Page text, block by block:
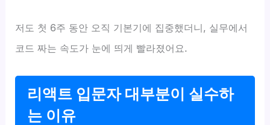
저도 첫 6주 동안 오직 기본기에 집중했더니, 실무에서
코드 짜는 속도가 눈에 띄게 빨라졌어요.
리액트 입문자 대부분이 실수하
는 이유